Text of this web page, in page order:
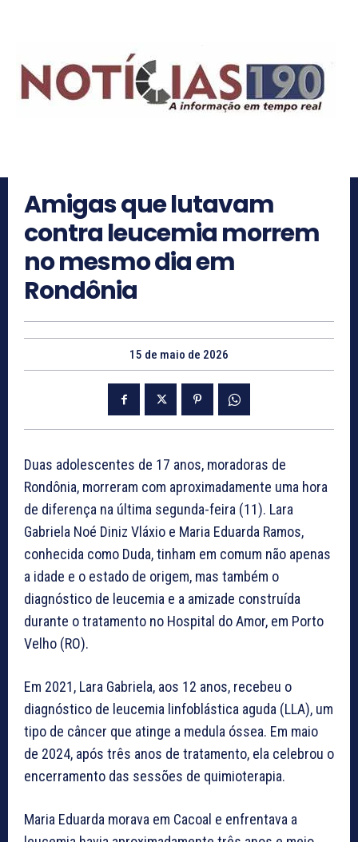
Amigas que lutavam
contra leucemia morrem
no mesmo dia em
Rondônia
15 de maio de 2026
Duas adolescentes de 17 anos, moradoras de
Rondônia, morreram com aproximadamente uma hora
de diferença na última segunda-feira (11). Lara
Gabriela Noé Diniz Vláxio e Maria Eduarda Ramos,
conhecida como Duda, tinham em comum não apenas
a idade e o estado de origem, mas também o
diagnóstico de leucemia e a amizade construída
durante o tratamento no Hospital do Amor, em Porto
Velho (RO).
Em 2021, Lara Gabriela, aos 12 anos, recebeu o
diagnóstico de leucemia linfoblástica aguda (LLA), um
tipo de câncer que atinge a medula óssea. Em maio
de 2024, após três anos de tratamento, ela celebrou o
encerramento das sessões de quimioterapia.
Maria Eduarda morava em Cacoal e enfrentava a